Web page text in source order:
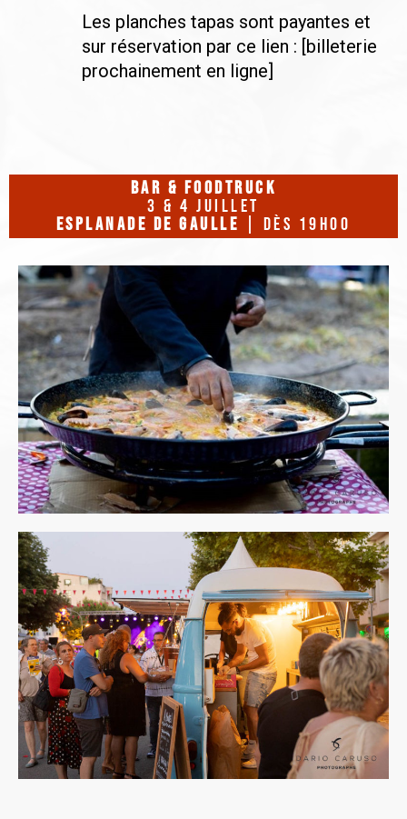
Les planches tapas sont payantes et
sur réservation par ce lien : [billeterie
prochainement en ligne]
bar & foodtruck
3 & 4 juillet
esplanade de gaulle | dès 19H00